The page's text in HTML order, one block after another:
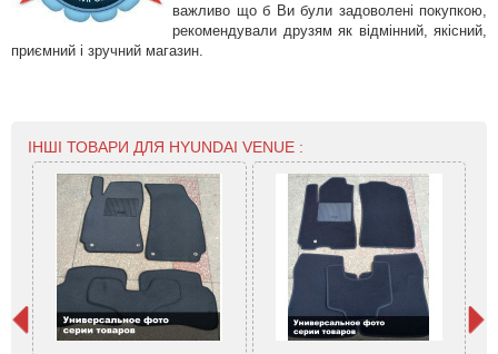
важливо що б Ви були задоволені покупкою,
рекомендували друзям як відмінний, якісний,
приємний і зручний магазин.
ІНШІ ТОВАРИ ДЛЯ HYUNDAI VENUE :